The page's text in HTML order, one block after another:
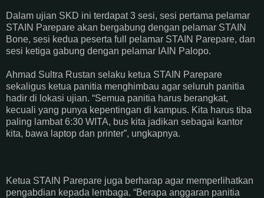
Dalam ujian SKD ini terdapat 3 sesi, sesi pertama pelamar
STAIN Parepare akan bergabung dengan pelamar STAIN
Bone, sesi kedua peserta full pelamar STAIN Parepare, dan
sesi ketiga gabung dengan pelamar IAIN Palopo.
Ahmad Sultra Rustan selaku ketua STAIN Parepare
sekaligus ketua panitia menghimbau agar seluruh panitia
hadir di lokasi ujian. “Semua panitia harus berangkat,
kecuali yang punya kepentingan di kampus. Kita harus tiba
paling lambat 6:30 WITA, bus kita jadikan sebagai kantor
kita, bawa laptop dan printer”, ungkapnya.
Ketua STAIN Parepare juga berharap agar memperlihatkan
pengabdian kepada lembaga. “Berapa anggaran panitia